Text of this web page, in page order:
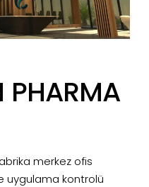
PHARMA
merkez ofis
uygulama kontrolü